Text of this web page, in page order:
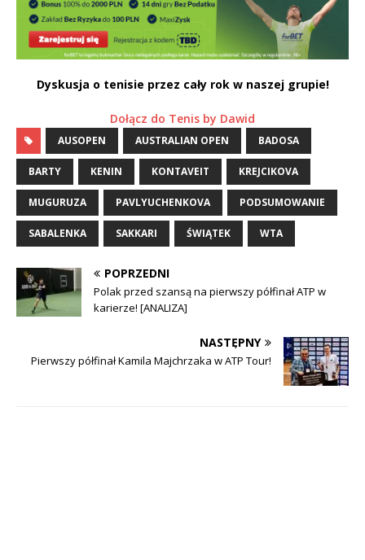
Dyskusja o tenisie przez cały rok w naszej grupie!
Dołącz do Tenis by Dawid
AUSOPEN AUSTRALIAN OPEN BADOSA
BARTY KENIN KONTAVEIT KREJCIKOVA
MUGURUZA PAVLYUCHENKOVA PODSUMOWANIE
SABALENKA SAKKARI ŚWIĄTEK WTA
POPRZEDNI
Polak przed szansą na pierwszy półfinał ATP w
karierze! [ANALIZA]
NASTĘPNY
Pierwszy półfinał Kamila Majchrzaka w ATP Tour!